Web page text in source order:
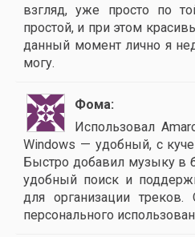
взгляд, уже просто по
простой, и при этом
данный момент лично я
могу.
Фома
Использовал
Windows — удобный, с
Быстро добавил музыку в
удобный поиск и
для организации треков.
персонального